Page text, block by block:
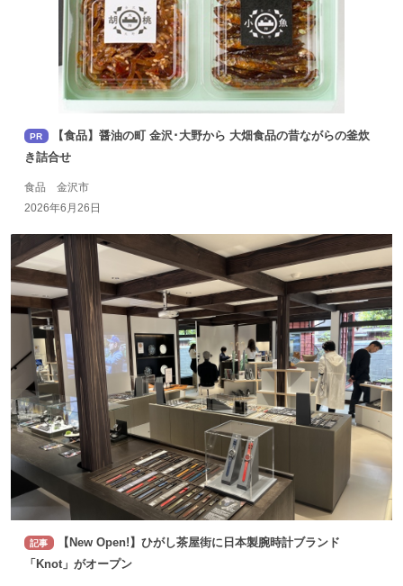
PR
【食品】醤油の町 金沢･大野から 大畑食品の昔ながらの釜炊
き詰合せ
食品 金沢市
2026年6月26日
記事
【New Open!】ひがし茶屋街に日本製腕時計ブランド
「Knot」がオープン